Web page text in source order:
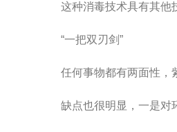
这种消毒技术具有其他技术
“一把双刃剑”
任何事物都有两面性，
缺点也很明显，一是对环